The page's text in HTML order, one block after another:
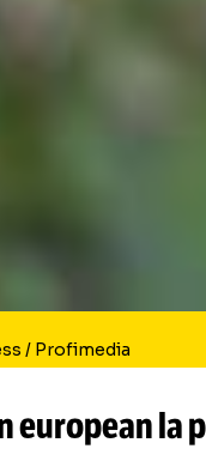
/ Profimedia
european la